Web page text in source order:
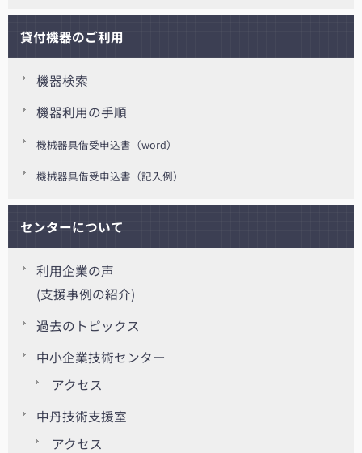
貸付機器のご利用
機器検索
機器利用の手順
機械器具借受申込書（word）
機械器具借受申込書（記入例）
センターについて
利用企業の声
(支援事例の紹介)
過去のトピックス
中小企業技術センター
アクセス
中丹技術支援室
アクセス